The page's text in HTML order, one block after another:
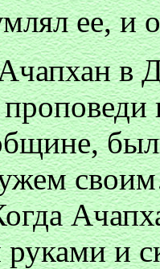
ее, и
в
и